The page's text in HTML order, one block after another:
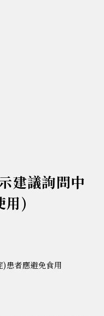
建議詢問中
用)
患者應避免食用